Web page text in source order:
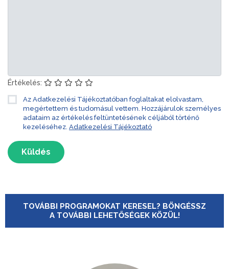
Értékelés:
Az Adatkezelési Tájékoztatóban foglaltakat elolvastam,
megértettem és tudomásul vettem. Hozzájárulok személyes
adataim az értékelés feltüntetésének céljából történő
kezeléséhez. Adatkezelési Tájékoztató
Küldés
TOVÁBBI PROGRAMOKAT KERESEL? BÖNGÉSSZ
A TOVÁBBI LEHETŐSÉGEK KÖZÜL!